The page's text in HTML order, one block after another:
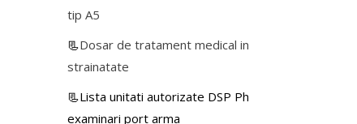
tip A5
📃Dosar de tratament medical in
strainatate
📃Lista unitati autorizate DSP Ph
examinari port arma